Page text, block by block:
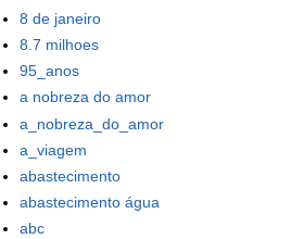
8 de janeiro
8.7 milhoes
95_anos
a nobreza do amor
a_nobreza_do_amor
a_viagem
abastecimento
abastecimento água
abc